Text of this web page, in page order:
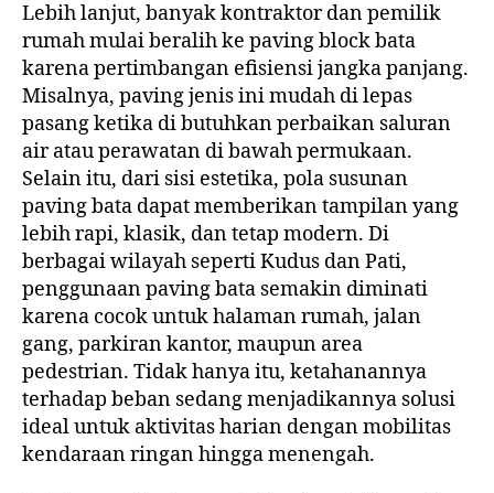
Lebih lanjut, banyak kontraktor dan pemilik
rumah mulai beralih ke paving block bata
karena pertimbangan efisiensi jangka panjang.
Misalnya, paving jenis ini mudah di lepas
pasang ketika di butuhkan perbaikan saluran
air atau perawatan di bawah permukaan.
Selain itu, dari sisi estetika, pola susunan
paving bata dapat memberikan tampilan yang
lebih rapi, klasik, dan tetap modern. Di
berbagai wilayah seperti Kudus dan Pati,
penggunaan paving bata semakin diminati
karena cocok untuk halaman rumah, jalan
gang, parkiran kantor, maupun area
pedestrian. Tidak hanya itu, ketahanannya
terhadap beban sedang menjadikannya solusi
ideal untuk aktivitas harian dengan mobilitas
kendaraan ringan hingga menengah.